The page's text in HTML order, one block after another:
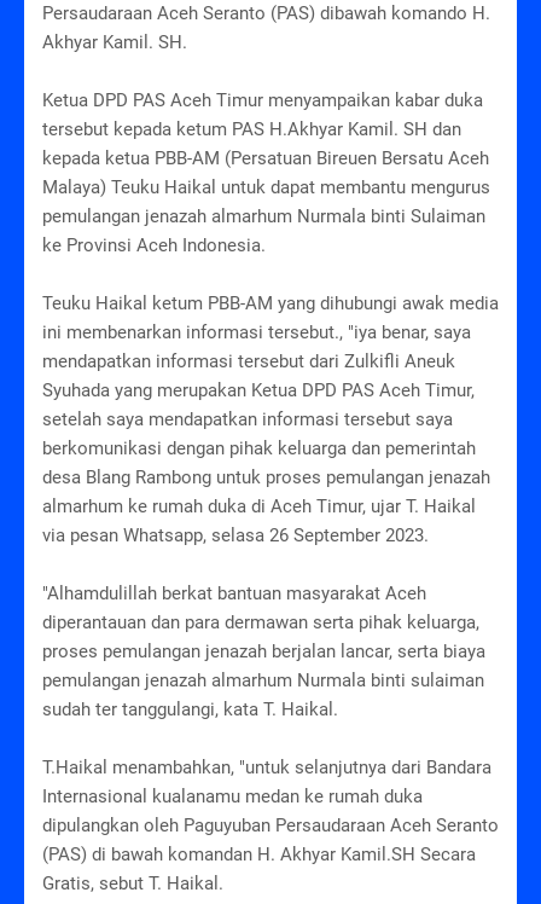
Persaudaraan Aceh Seranto (PAS) dibawah komando H.
Akhyar Kamil. SH.
Ketua DPD PAS Aceh Timur menyampaikan kabar duka
tersebut kepada ketum PAS H.Akhyar Kamil. SH dan
kepada ketua PBB-AM (Persatuan Bireuen Bersatu Aceh
Malaya) Teuku Haikal untuk dapat membantu mengurus
pemulangan jenazah almarhum Nurmala binti Sulaiman
ke Provinsi Aceh Indonesia.
Teuku Haikal ketum PBB-AM yang dihubungi awak media
ini membenarkan informasi tersebut., "iya benar, saya
mendapatkan informasi tersebut dari Zulkifli Aneuk
Syuhada yang merupakan Ketua DPD PAS Aceh Timur,
setelah saya mendapatkan informasi tersebut saya
berkomunikasi dengan pihak keluarga dan pemerintah
desa Blang Rambong untuk proses pemulangan jenazah
almarhum ke rumah duka di Aceh Timur, ujar T. Haikal
via pesan Whatsapp, selasa 26 September 2023.
"Alhamdulillah berkat bantuan masyarakat Aceh
diperantauan dan para dermawan serta pihak keluarga,
proses pemulangan jenazah berjalan lancar, serta biaya
pemulangan jenazah almarhum Nurmala binti sulaiman
sudah ter tanggulangi, kata T. Haikal.
T.Haikal menambahkan, "untuk selanjutnya dari Bandara
Internasional kualanamu medan ke rumah duka
dipulangkan oleh Paguyuban Persaudaraan Aceh Seranto
(PAS) di bawah komandan H. Akhyar Kamil.SH Secara
Gratis, sebut T. Haikal.